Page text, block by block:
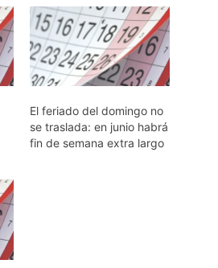
El feriado del domingo no
se traslada: en junio habrá
fin de semana extra largo